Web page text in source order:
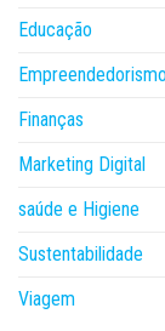
Educação
Empreendedorismo
Finanças
Marketing Digital
saúde e Higiene
Sustentabilidade
Viagem